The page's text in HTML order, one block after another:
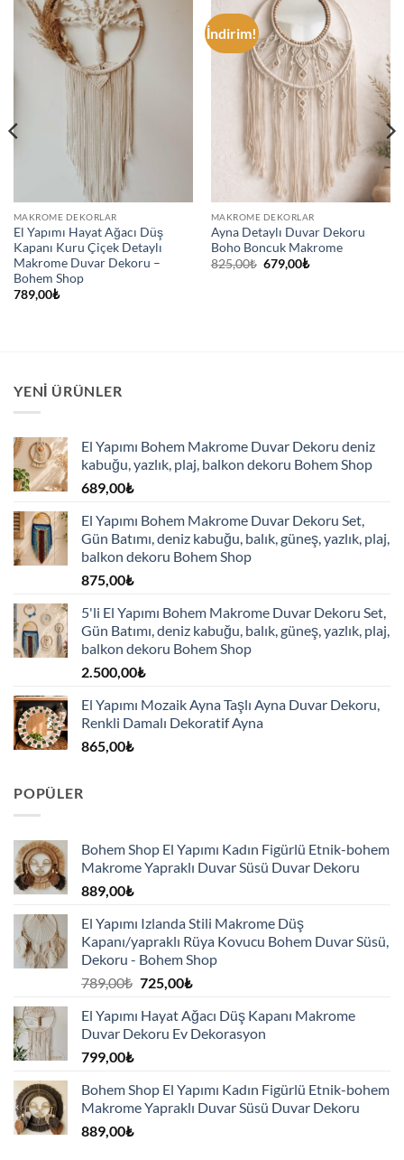
MAKROME DEKORLAR
El Yapımı Hayat Ağacı Düş
Kapanı Kuru Çiçek Detaylı
Makrome Duvar Dekoru –
Bohem Shop
789,00₺
İndirim!
MAKROME DEKORLAR
Ayna Detaylı Duvar Dekoru
Boho Boncuk Makrome
825,00₺ Orijinal
fiyat:
679,00₺Şu
YENI ÜRÜNLER
El Yapımı Bohem Makrome Duvar Dekoru deniz
kabuğu, yazlık, plaj, balkon dekoru Bohem Shop
689,00₺
El Yapımı Bohem Makrome Duvar Dekoru Set,
Gün Batımı, deniz kabuğu, balık, güneş, yazlık, plaj,
balkon dekoru Bohem Shop
875,00₺
5'li El Yapımı Bohem Makrome Duvar Dekoru Set,
Gün Batımı, deniz kabuğu, balık, güneş, yazlık, plaj,
balkon dekoru Bohem Shop
2.500,00₺
El Yapımı Mozaik Ayna Taşlı Ayna Duvar Dekoru,
Renkli Damalı Dekoratif Ayna
865,00₺
POPÜLER
Bohem Shop El Yapımı Kadın Figürlü Etnik-bohem
Makrome Yapraklı Duvar Süsü Duvar Dekoru
889,00₺
El Yapımı Izlanda Stili Makrome Düş
Kapanı/yapraklı Rüya Kovucu Bohem Duvar Süsü,
Dekoru - Bohem Shop
789,00₺ Orijinal
789,00₺.
725,00₺Şu
fiyat:
725,00₺.
El Yapımı Hayat Ağacı Düş Kapanı Makrome
Duvar Dekoru Ev Dekorasyon
799,00₺
Bohem Shop El Yapımı Kadın Figürlü Etnik-bohem
Makrome Yapraklı Duvar Süsü Duvar Dekoru
889,00₺